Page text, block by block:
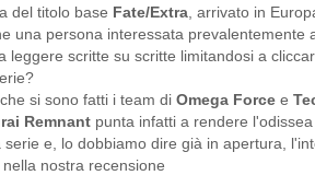
del titolo base Fate/Extra , arrivato in
una persona interessata
leggere scritte su scritte limitandosi a
si sono fatti i team di Omega Force e
Remnant punta infatti a rendere
e, lo dobbiamo dire già in apertura,
nostra recensione